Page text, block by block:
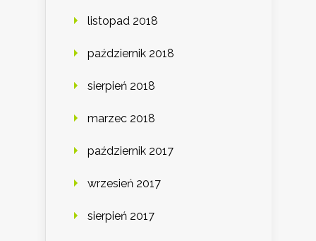
listopad 2018
październik 2018
sierpień 2018
marzec 2018
październik 2017
wrzesień 2017
sierpień 2017